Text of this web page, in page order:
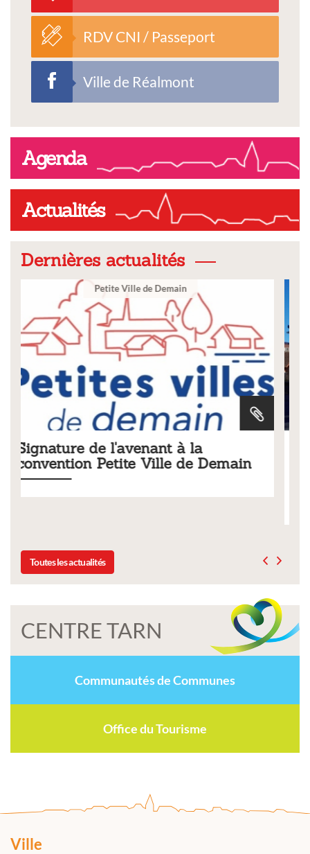
RDV CNI / Passeport
Ville de Réalmont
Agenda
Actualités
Dernières actualités
Ville
Tarifs 2026 des services
municipaux
Toutes les actualités
CENTRE TARN
Communautés de Communes
Office du Tourisme
Ville